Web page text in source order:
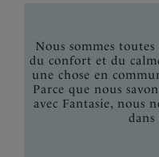
Nous sommes
du confort et du
une chose en
Parce que nous
avec Fantasie, nous